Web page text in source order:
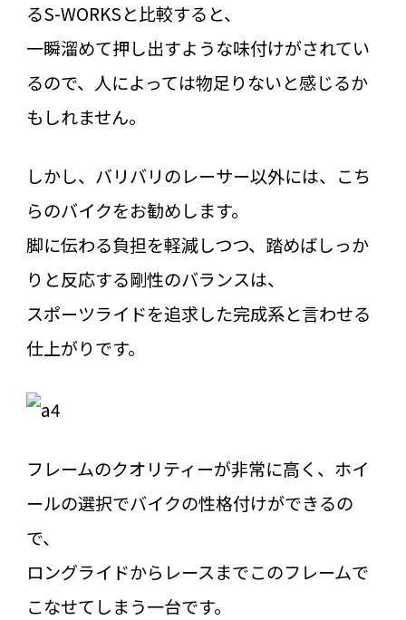
るS-WORKSと比較すると、
一瞬溜めて押し出すような味付けがされてい
るので、人によっては物足りないと感じるか
もしれません。
しかし、バリバリのレーサー以外には、こち
らのバイクをお勧めします。
脚に伝わる負担を軽減しつつ、踏めばしっか
りと反応する剛性のバランスは、
スポーツライドを追求した完成系と言わせる
仕上がりです。
フレームのクオリティーが非常に高く、ホイ
ールの選択でバイクの性格付けができるの
で、
ロングライドからレースまでこのフレームで
こなせてしまう一台です。